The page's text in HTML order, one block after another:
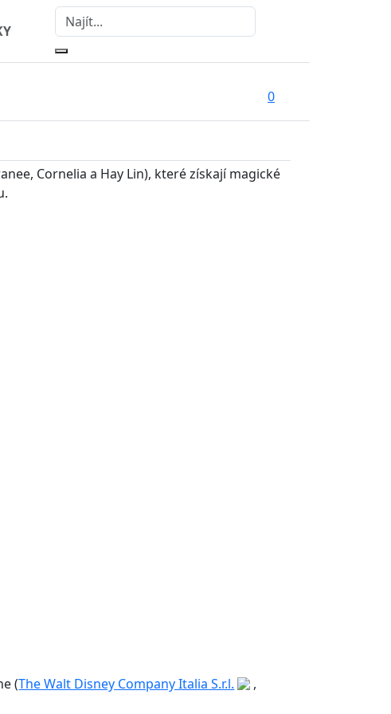
0
Cornelia a Hay Lin), které získají magické
(The Walt Disney Company Italia S.r.l.
,